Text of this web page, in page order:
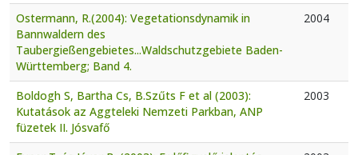
Ostermann, R.(2004): Vegetationsdynamik in
Bannwaldern des
Taubergießengebietes...Waldschutzgebiete Baden-
Württemberg; Band 4.
2004
Boldogh S, Bartha Cs, B.Szűts F et al (2003):
Kutatások az Aggteleki Nemzeti Parkban, ANP
füzetek II. Jósvafő
2003